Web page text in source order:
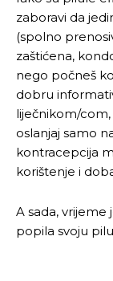
zaboravi da
(spolno
zaštićena,
nego počneš
dobru
liječnikom/
oslanjaj samo
kontracepcija
korištenje i
A sada, vrijeme
popila svoju